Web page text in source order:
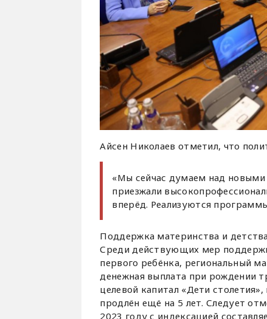
Айсен Николаев отметил, что
«Мы сейчас думаем над новыми
приезжали
вперёд. Реализуются
Поддержка материнства и
Среди действующих мер
первого ребёнка, региональный
денежная выплата при рождении
целевой капитал «Дети
продлён ещё на 5 лет. Следует
2023 году с индексацией